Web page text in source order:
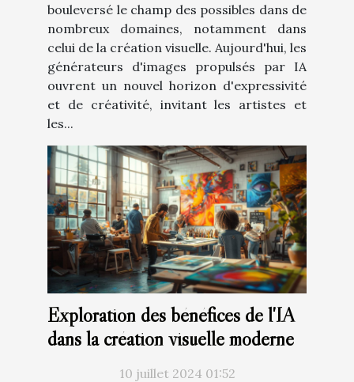
bouleversé le champ des possibles dans de
nombreux domaines, notamment dans
celui de la création visuelle. Aujourd'hui, les
générateurs d'images propulsés par IA
ouvrent un nouvel horizon d'expressivité
et de créativité, invitant les artistes et
les...
Exploration des bénéfices de l'IA
dans la création visuelle moderne
10 juillet 2024 01:52